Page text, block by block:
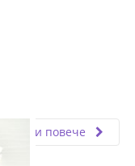
Прочети повече